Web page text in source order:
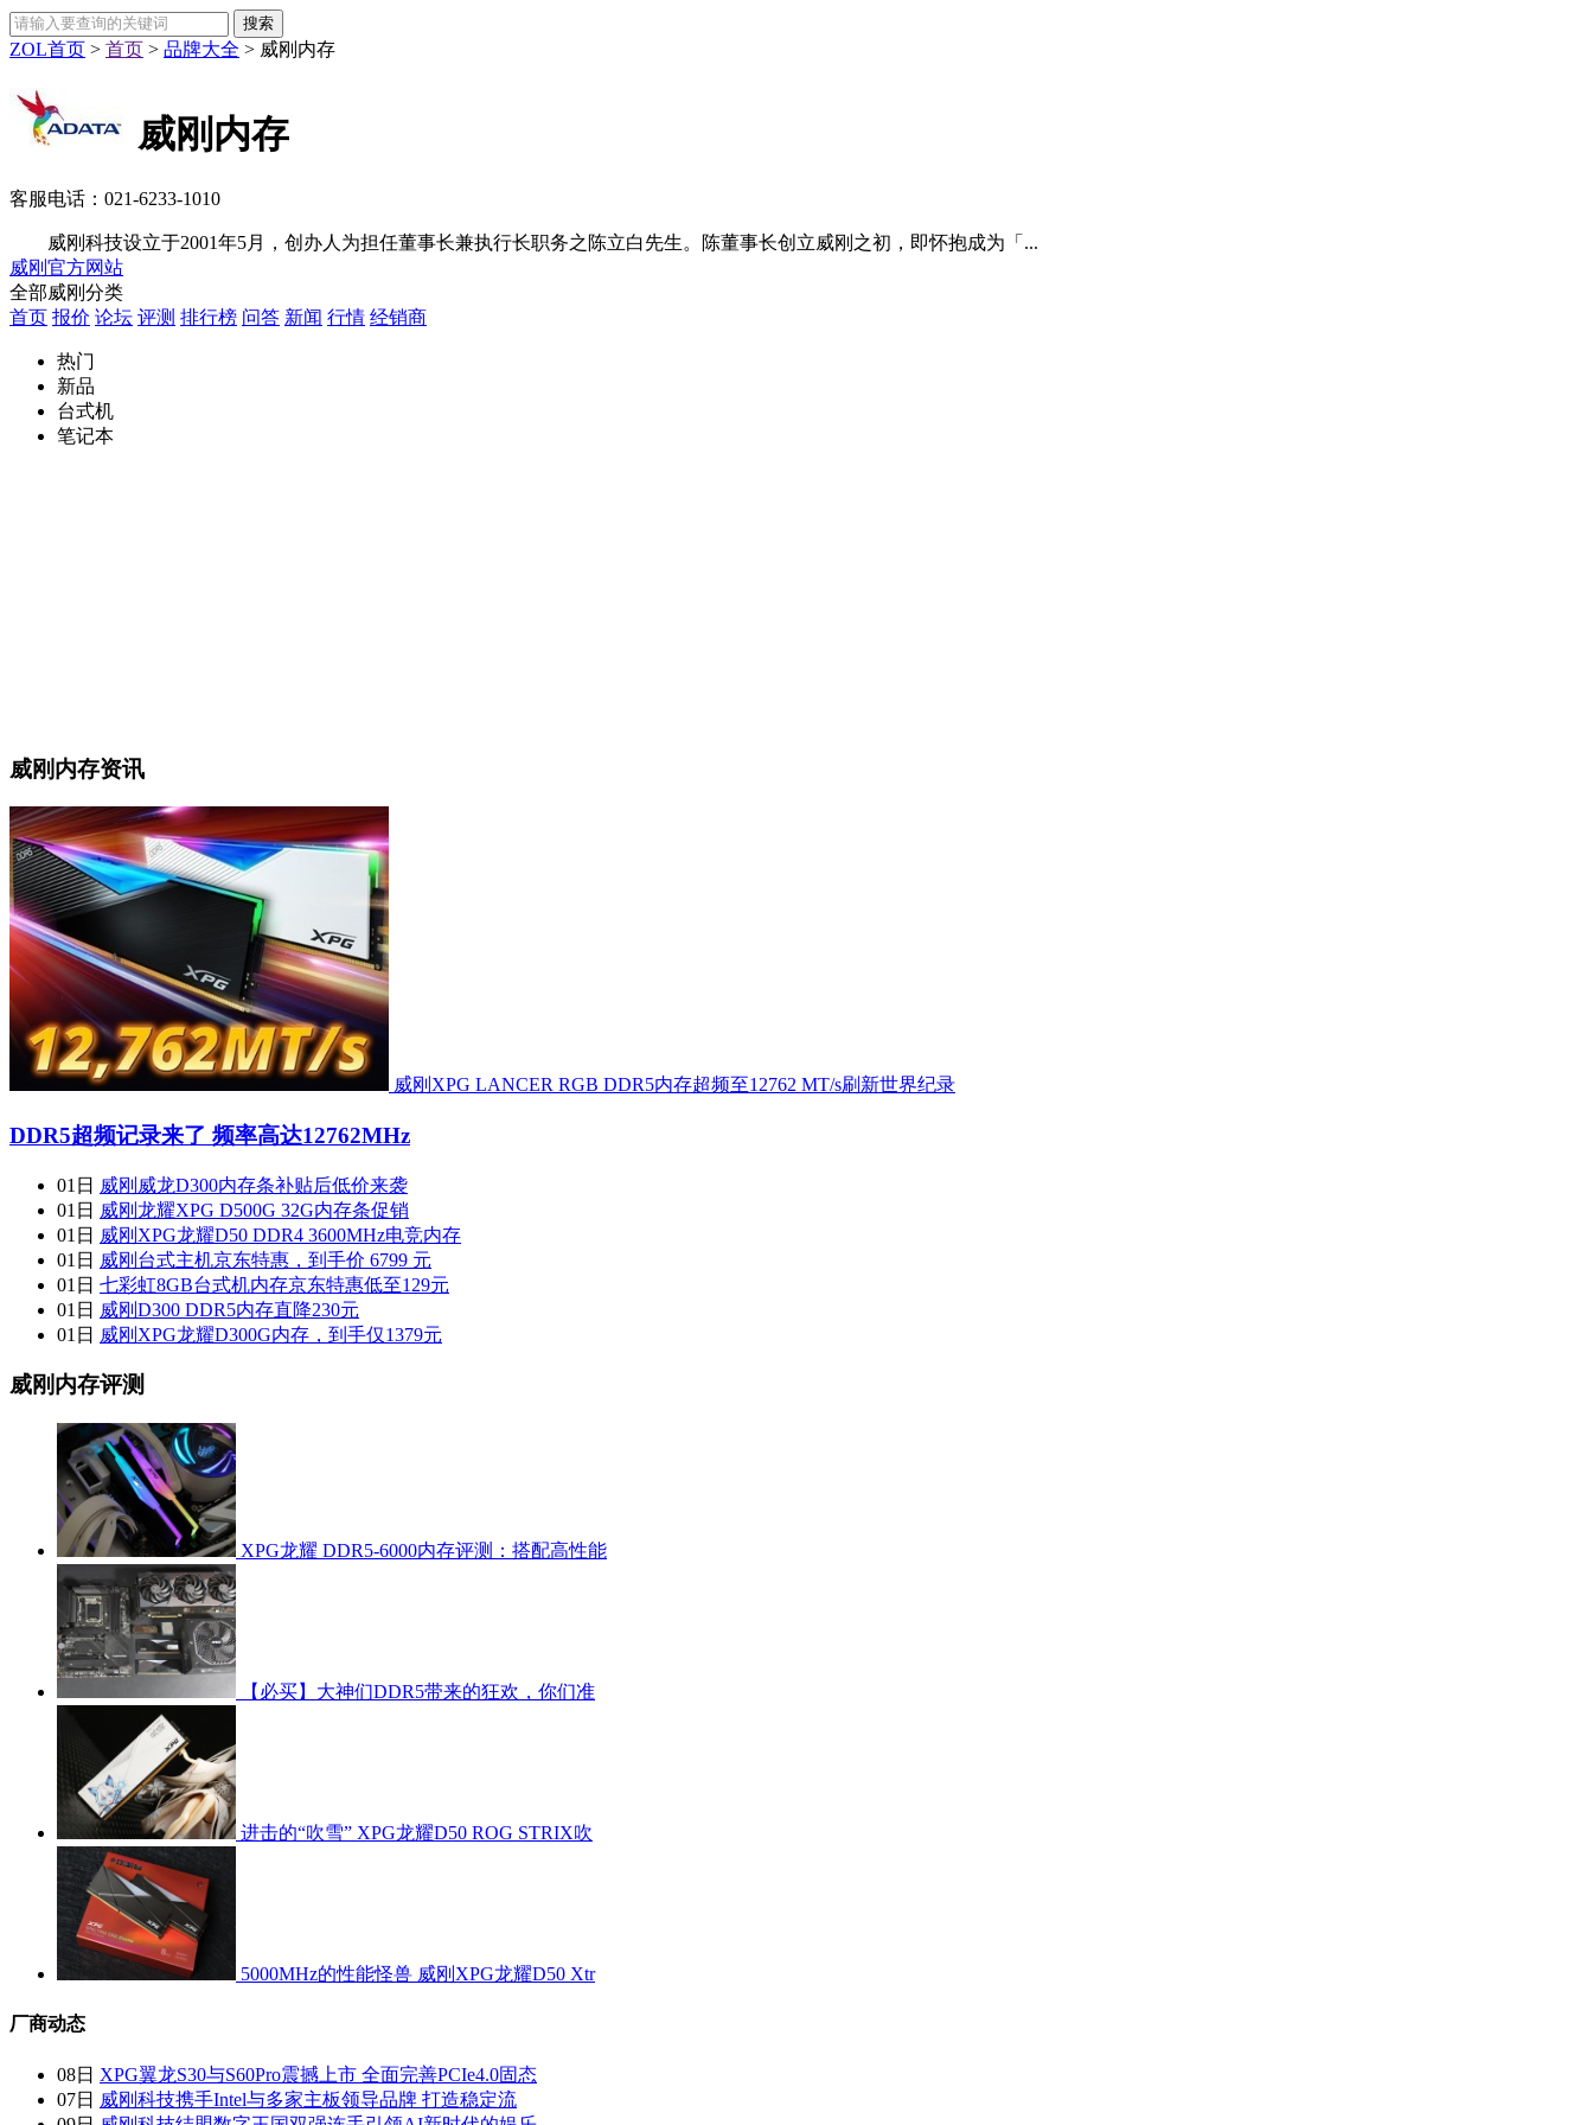
ZOL首页 > 首页 > 品牌大全 > 威刚内存
威刚内存
客服电话： 021-6233-1010
威刚科技设立于2001年5月，创办人为担任董事长兼执行长职务之陈立白先生。陈董事长创立威刚之初，即怀抱成为「...
威刚官方网站
全部威刚分类
首页 报价 论坛 评测 排行榜 问答 新闻 行情 经销商
热门
新品
台式机
笔记本
威刚内存资讯
威刚XPG LANCER RGB DDR5内存超频至12762 MT/s刷新世界纪录
DDR5超频记录来了 频率高达12762MHz
01日 威刚威龙D300内存条补贴后低价来袭
01日 威刚龙耀XPG D500G 32G内存条促销
01日 威刚XPG龙耀D50 DDR4 3600MHz电竞内存
01日 威刚台式主机京东特惠，到手价 6799 元
01日 七彩虹8GB台式机内存京东特惠低至129元
01日 威刚D300 DDR5内存直降230元
01日 威刚XPG龙耀D300G内存，到手仅1379元
威刚内存评测
XPG龙耀 DDR5-6000内存评测：搭配高性能
【必买】大神们DDR5带来的狂欢，你们准
进击的“吹雪” XPG龙耀D50 ROG STRIX吹
5000MHz的性能怪兽 威刚XPG龙耀D50 Xtr
厂商动态
08日 XPG翼龙S30与S60Pro震撼上市 全面完善PCIe4.0固态
07日 威刚科技携手Intel与多家主板领导品牌 打造稳定流